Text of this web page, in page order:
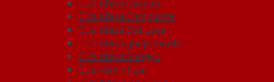
Cửa nhựa cao cấp
Cửa nhựa Composite
Cửa nhựa Đài Loan
Cửa nhựa ghép thanh
Cửa nhựa Sungyu
Cửa vòm nhựa